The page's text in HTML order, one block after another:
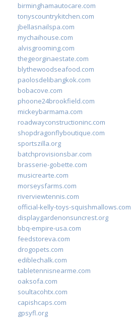
birminghamautocare.com
tonyscountrykitchen.com
jbellasnailspa.com
mychaihouse.com
alvisgrooming.com
thegeorginaestate.com
blythewoodseafood.com
paolosdelibangkok.com
bobacove.com
phoone24brookfield.com
mickeybarmama.com
roadwayconstructioninc.com
shopdragonflyboutique.com
sportszilla.org
batchprovisionsbar.com
brasserie-gobette.com
musicrearte.com
morseysfarms.com
riverviewtennis.com
official-kelly-toys-squishmallows.com
displaygardenonsuncrest.org
bbq-empire-usa.com
feedstoreva.com
drogopets.com
ediblechalk.com
tabletennisnearme.com
oaksofa.com
soultacohtx.com
capishcaps.com
gpsyfl.org